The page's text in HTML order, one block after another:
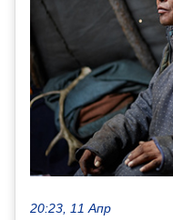
20:23, 11 Апр